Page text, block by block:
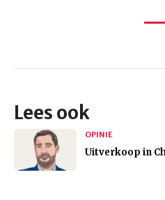
Lees ook
OPINIE
Uitverkoop in